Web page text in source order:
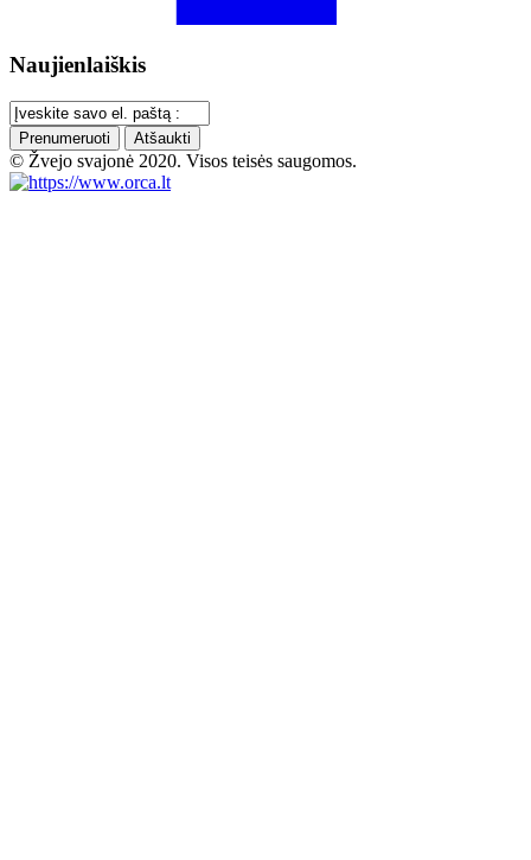
Naujienlaiškis
Prenumeruoti Atšaukti
© Žvejo svajonė 2020. Visos teisės saugomos.